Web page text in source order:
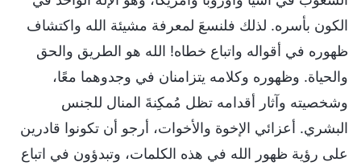
الكون بأسره. لذلك فلنسعَ لمعرفة مشيئة الله واكتشاف
ظهوره في أقواله واتباع خطاه! الله هو الطريق والحق
والحياة. وظهوره وكلامه يتزامنان في وجدوهما معًا،
وشخصيته وآثار أقدامه تظل مُمكِنةَ المنال للجنس
البشري. أعزائي الإخوة والأخوات، أرجو أن تكونوا قادرين
على رؤية ظهور الله في هذه الكلمات، وتبدؤون في اتباع